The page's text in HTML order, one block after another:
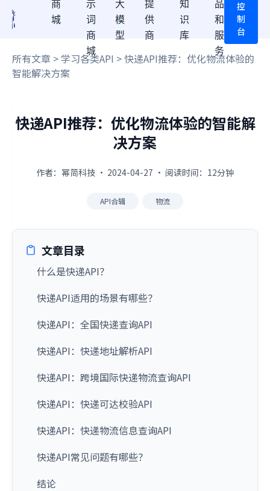
商
城
示
词
商
城
大
模
型
提
供
商
知
识
库
品
和
服
务
控
制
台
所有文章 >学习各类API > 快递API推荐：优化物流体验的
智能解决方案
快递API推荐：优化物流体验的智能解
决方案
作者：幂简科技 · 2024-04-27 · 阅读时间：12分钟
API合辑 物流
文章目录
什么是快递API？
快递API适用的场景有哪些？
快递API：全国快递查询API
快递API：快递地址解析API
快递API：跨境国际快递物流查询API
快递API：快递可达校验API
快递API：快递物流信息查询API
快递API常见问题有哪些？
结论